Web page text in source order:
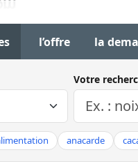
l’offre la
Votre
anacarde